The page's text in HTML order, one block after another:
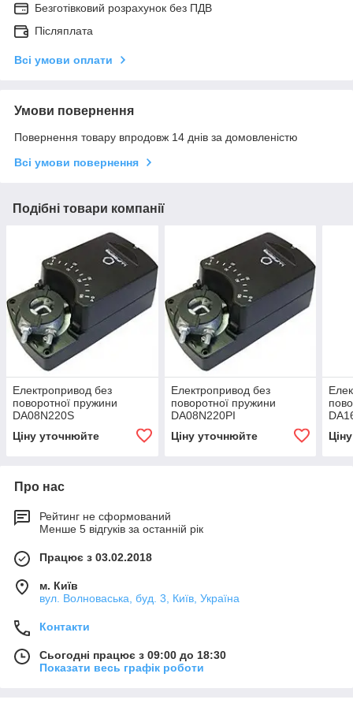
Безготівковий розрахунок без ПДВ
Післяплата
Всі умови оплати
Умови повернення
Повернення товару впродовж 14 днів за домовленістю
Всі умови повернення
Подібні товари компанії
Електропривод без
поворотної пружини
DA08N220S
Ціну уточнюйте
Електропривод без
поворотної пружини
DA08N220PI
Ціну уточнюйте
Про нас
Рейтинг не сформований
Менше 5 відгуків за останній рік
Працює з 03.02.2018
м. Київ
вул. Волноваська, буд. 3, Київ, Україна
Контакти
Сьогодні працює з 09:00 до 18:30
Показати весь графік роботи